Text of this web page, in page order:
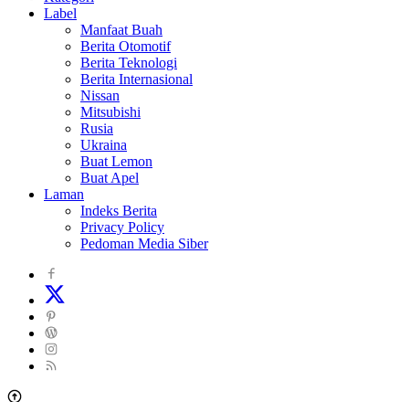
SekitarnaLabel
Manfaat Buah
Berita Otomotif
Berita Teknologi
Berita Internasional
Nissan
Mitsubishi
Rusia
Ukraina
Buat Lemon
Buat Apel
Laman
Indeks Berita
Privacy Policy
Pedoman Media Siber